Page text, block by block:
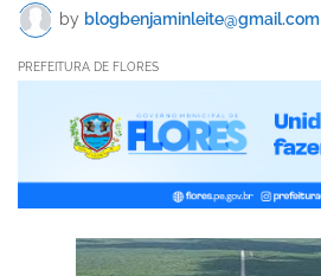
by blogbenjaminleite@gmail.com
PREFEITURA DE FLORES